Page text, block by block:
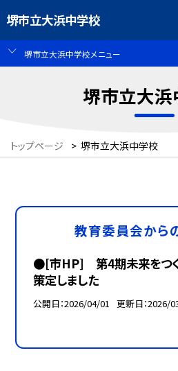
堺市立大浜中学校
堺市立大浜中学校メニュー
堺市立大
トップページ > 堺市立大浜中学校
教育委員会から
●[市HP] 第4期未来をつく
策定しました
公開日 2026/04/01 更新日 2026/